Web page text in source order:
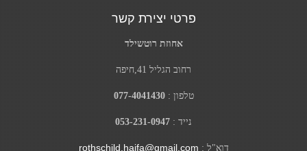
פרטי יצירת קשר
אחוזת רוטשילד
רחוב הגליל 41,חיפה
טלפון :077-4041430
נייד : 053-231-0947
דוא"ל : rothschild.haifa@gmail.com